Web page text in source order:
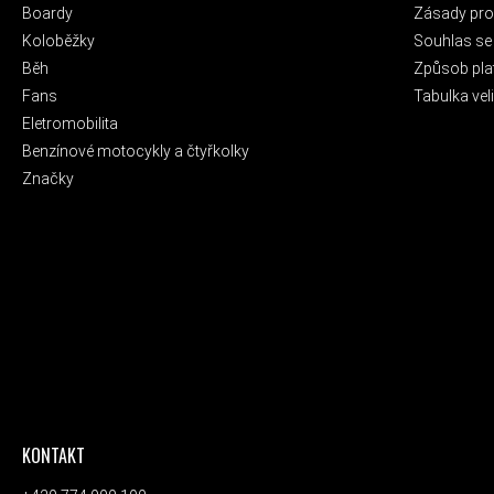
Boardy
Koloběžky
Běh
Fans
Eletromobilita
Benzínové motocykly a čtyřkolky
Značky
Zásady
Souhlas
Způsob
Tabulka
KONTAKT